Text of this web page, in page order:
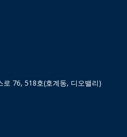
로 76, 518호(호계동, 디오밸리)